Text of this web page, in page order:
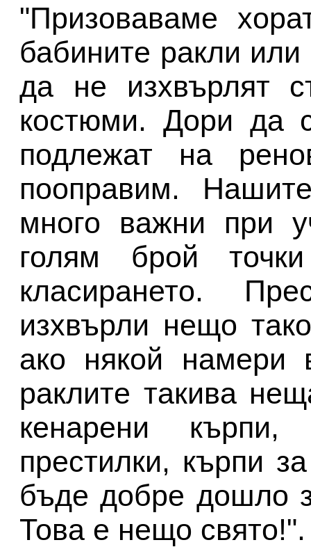
"Призоваваме
бабините ракли
да не изхвърлят
костюми. Дори да
подлежат на
пооправим.
много важни при
голям брой
класирането.
изхвърли нещо
ако някой намери
раклите такива
кенарени
престилки, кърпи
бъде добре дошло
Това е нещо свято!".